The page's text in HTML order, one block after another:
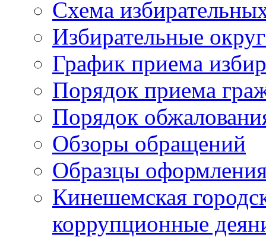
Схема
Избирательные
График приема
Порядок приема
Порядок
Обзоры обращений
Образцы
Кинешемская
коррупционные